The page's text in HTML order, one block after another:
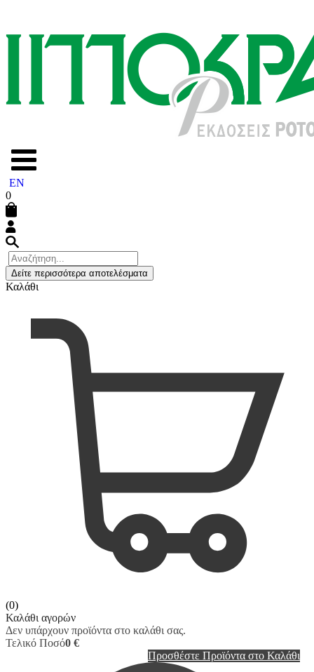
EN
0
Δείτε περισσότερα αποτελέσματα
Καλάθι
(0)
Καλάθι αγορών
Δεν υπάρχουν προϊόντα στο καλάθι σας.
Τελικό Ποσό0 €
Προσθέστε Προϊόντα στο Καλάθι